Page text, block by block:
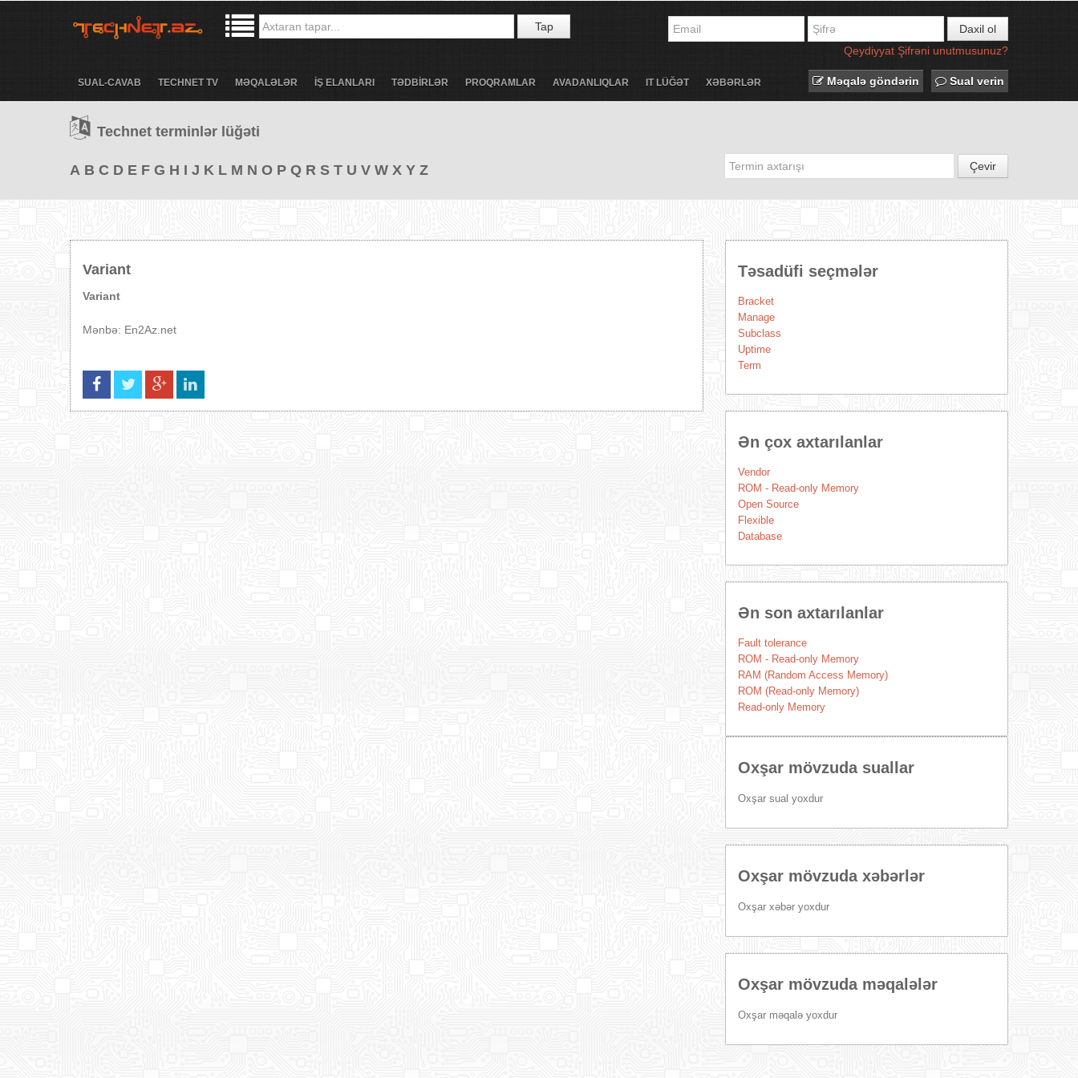
Tap
Daxil ol
Qeydiyyat Şifrəni unutmusunuz?
SUAL-CAVAB TECHNET TV MƏQALƏLƏR İŞ ELANLARI TƏDBİRLƏR PROQRAMLAR AVADANLIQLAR IT LÜĞƏT XƏBƏRLƏR Məqalə göndərin Sual verin
Technet terminlər lüğəti
A B C D E F G H I J K L M N O P Q R S T U V W X Y Z Çevir
Variant
Variant
Mənbə: En2Az.net
Təsadüfi seçmələr
Bracket
Manage
Subclass
Uptime
Term
Ən çox axtarılanlar
Vendor
ROM - Read-only Memory
Open Source
Flexible
Database
Ən son axtarılanlar
Fault tolerance
ROM - Read-only Memory
RAM (Random Access Memory)
ROM (Read-only Memory)
Read-only Memory
Oxşar mövzuda suallar
Oxşar sual yoxdur
Oxşar mövzuda xəbərlər
Oxşar xəbər yoxdur
Oxşar mövzuda məqalələr
Oxşar məqalə yoxdur